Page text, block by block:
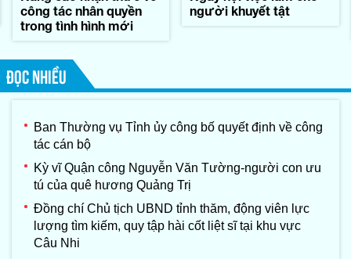
công tác nhân quyền
trong tình hình mới
người khuyết tật
ĐỌC NHIỀU
Ban Thường vụ Tỉnh ủy công bố quyết định về công
tác cán bộ
Kỳ vĩ Quận công Nguyễn Văn Tường-người con ưu
tú của quê hương Quảng Trị
Đồng chí Chủ tịch UBND tỉnh thăm, động viên lực
lượng tìm kiếm, quy tập hài cốt liệt sĩ tại khu vực
Câu Nhi